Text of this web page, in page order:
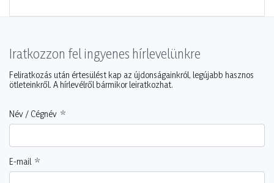
Iratkozzon fel ingyenes hírlevelünkre
Feliratkozás után értesülést kap az újdonságainkról, legújabb hasznos
ötleteinkről. A hírlevélről bármikor leiratkozhat.
Név / Cégnév
E-mail